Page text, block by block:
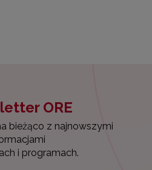
ORE
bieżąco z najnowszymi
i programach.